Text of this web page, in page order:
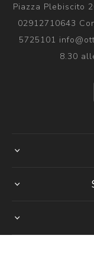
Piazza Plebiscito
02912710643
5725101
8.30